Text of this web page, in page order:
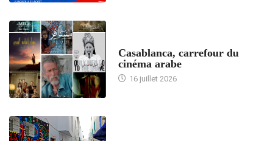
Casablanca, carrefour du
cinéma arabe
16 juillet 2026